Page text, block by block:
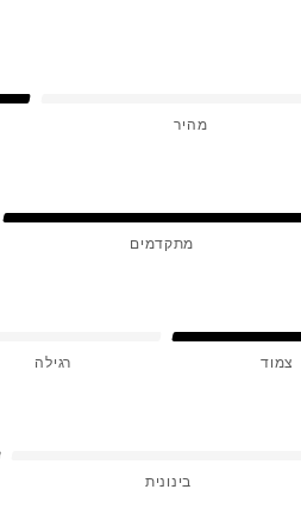
מהיר
מתקדמים
צמוד רגילה
בינונית